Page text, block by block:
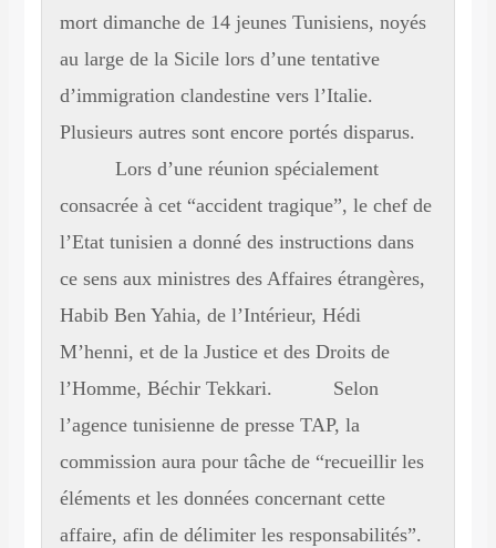
mort dimanche de 14 jeunes Tunisiens, noyés
au large de la Sicile lors d’une tentative
d’immigration clandestine vers l’Italie.
Plusieurs autres sont encore portés disparus.
Lors d’une réunion spécialement
consacrée à cet “accident tragique”, le chef de
l’Etat tunisien a donné des instructions dans
ce sens aux ministres des Affaires étrangères,
Habib Ben Yahia, de l’Intérieur, Hédi
M’henni, et de la Justice et des Droits de
l’Homme, Béchir Tekkari. Selon
l’agence tunisienne de presse TAP, la
commission aura pour tâche de “recueillir les
éléments et les données concernant cette
affaire, afin de délimiter les responsabilités”.